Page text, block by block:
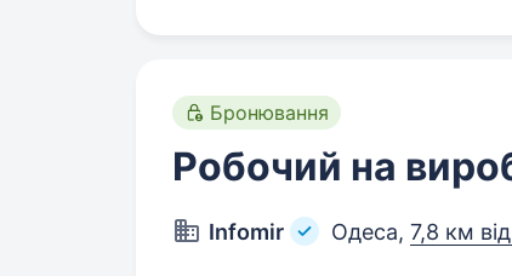
Бронювання
Робочий на
Infomir Одеса, 7,8 км